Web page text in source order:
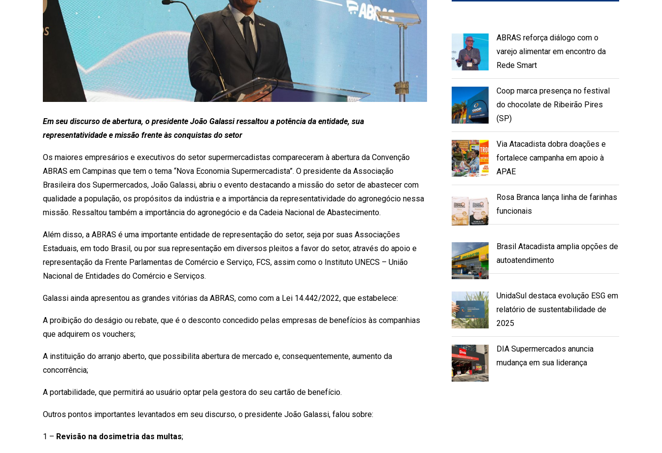
Em seu discurso de abertura, o presidente João Galassi ressaltou a potência da entidade, sua
representatividade e missão frente às conquistas do setor
Os maiores empresários e executivos do setor supermercadistas compareceram à abertura da Convenção
ABRAS em Campinas que tem o tema “Nova Economia Supermercadista”. O presidente da Associação
Brasileira dos Supermercados, João Galassi, abriu o evento destacando a missão do setor de abastecer com
qualidade a população, os propósitos da indústria e a importância da representatividade do agronegócio nessa
missão. Ressaltou também a importância do agronegócio e da Cadeia Nacional de Abastecimento.
Além disso, a ABRAS é uma importante entidade de representação do setor, seja por suas Associações
Estaduais, em todo Brasil, ou por sua representação em diversos pleitos a favor do setor, através do apoio e
representação da Frente Parlamentas de Comércio e Serviço, FCS, assim como o Instituto UNECS – União
Nacional de Entidades do Comércio e Serviços.
Galassi ainda apresentou as grandes vitórias da ABRAS, como com a Lei 14.442/2022, que estabelece:
A proibição do deságio ou rebate, que é o desconto concedido pelas empresas de benefícios às companhias
que adquirem os vouchers;
A instituição do arranjo aberto, que possibilita abertura de mercado e, consequentemente, aumento da
concorrência;
A portabilidade, que permitirá ao usuário optar pela gestora do seu cartão de benefício.
Outros pontos importantes levantados em seu discurso, o presidente João Galassi, falou sobre:
1 – Revisão na dosimetria das multas;
ABRAS reforça diálogo com o
varejo alimentar em encontro da
Rede Smart
Coop marca presença no festival
do chocolate de Ribeirão Pires
(SP)
Via Atacadista dobra doações e
fortalece campanha em apoio à
APAE
Rosa Branca lança linha de farinhas
funcionais
Brasil Atacadista amplia opções de
autoatendimento
UnidaSul destaca evolução ESG em
relatório de sustentabilidade de
2025
DIA Supermercados anuncia
mudança em sua liderança